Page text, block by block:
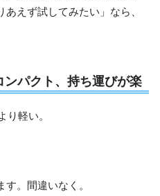
えず試してみたい」なら、
パクト、持ち運びが楽
り軽い。
。間違いなく。